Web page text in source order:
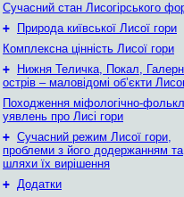
Сучасний стан Лисогірського
+
Природа київської Лисої гори
Комплексна цінність Лисої гори
+
Нижня Теличка, Покал,
острів – маловідомі об’єкти
Походження міфологічно-
уявлень про Лисі гори
+ Сучасний режим Лисої гори,
проблеми з його додержанням та
шляхи їх вирішення
+ Додатки